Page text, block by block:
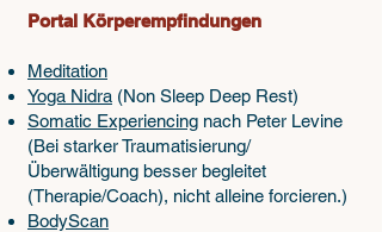
Portal Körperempfindungen
Meditation
Yoga Nidra (Non Sleep Deep Rest)
Somatic Experiencing nach Peter Levine
(Bei starker Traumatisierung/
Überwältigung besser begleitet
(Therapie/Coach), nicht alleine forcieren.)
BodyScan